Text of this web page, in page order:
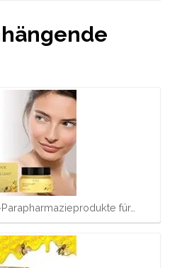
für…